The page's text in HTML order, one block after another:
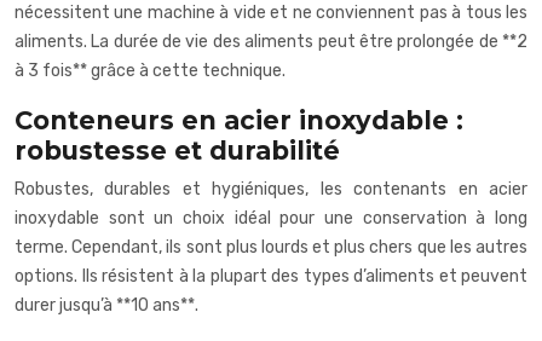
nécessitent une machine à vide et ne conviennent pas à tous les
aliments. La durée de vie des aliments peut être prolongée de **2
à 3 fois** grâce à cette technique.
Conteneurs en acier inoxydable :
robustesse et durabilité
Robustes, durables et hygiéniques, les contenants en acier
inoxydable sont un choix idéal pour une conservation à long
terme. Cependant, ils sont plus lourds et plus chers que les autres
options. Ils résistent à la plupart des types d’aliments et peuvent
durer jusqu’à **10 ans**.